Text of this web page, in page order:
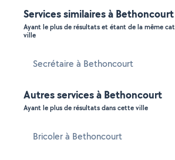
Services similaires à Bethoncourt
Ayant le plus de résultats et étant de la même
ville
Secrétaire à Bethoncourt
Autres services à Bethoncourt
Ayant le plus de résultats dans cette ville
Bricoler à Bethoncourt